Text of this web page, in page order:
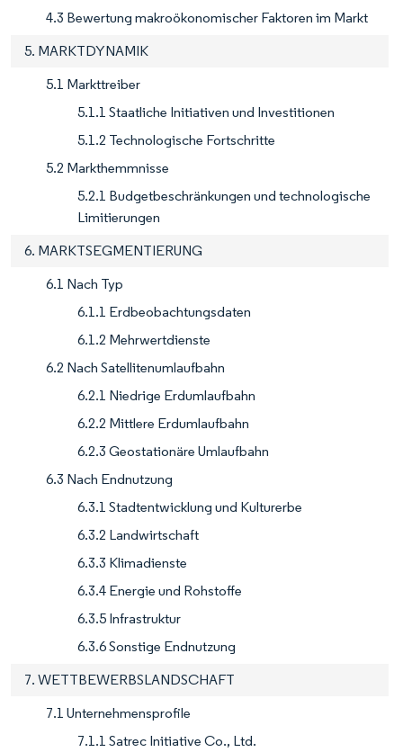
4.3 Bewertung makroökonomischer Faktoren im Markt
5. MARKTDYNAMIK
5.1 Markttreiber
5.1.1 Staatliche Initiativen und Investitionen
5.1.2 Technologische Fortschritte
5.2 Markthemmnisse
5.2.1 Budgetbeschränkungen und technologische
Limitierungen
6. MARKTSEGMENTIERUNG
6.1 Nach Typ
6.1.1 Erdbeobachtungsdaten
6.1.2 Mehrwertdienste
6.2 Nach Satellitenumlaufbahn
6.2.1 Niedrige Erdumlaufbahn
6.2.2 Mittlere Erdumlaufbahn
6.2.3 Geostationäre Umlaufbahn
6.3 Nach Endnutzung
6.3.1 Stadtentwicklung und Kulturerbe
6.3.2 Landwirtschaft
6.3.3 Klimadienste
6.3.4 Energie und Rohstoffe
6.3.5 Infrastruktur
6.3.6 Sonstige Endnutzung
7. WETTBEWERBSLANDSCHAFT
7.1 Unternehmensprofile
7.1.1 Satrec Initiative Co., Ltd.